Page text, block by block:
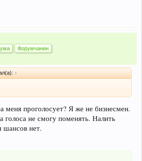
Форумчанин
↑
меня проголосует? Я же не бизнесмен.
голоса не смогу поменять. Налить
шансов нет.